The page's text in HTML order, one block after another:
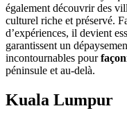
également découvrir des
culturel riche et préservé.
d’expériences, il devient
garantissent un
incontournables pour
péninsule et au-delà.
Kuala Lumpur